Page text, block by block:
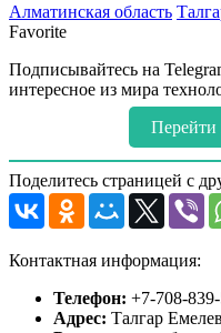
Алматинская область
Favorite
Подписывайтесь на
интересное из мира
Перейти
Поделитесь страницей с
Контактная информация:
Телефон: +7-708-
Адрес: Талгар